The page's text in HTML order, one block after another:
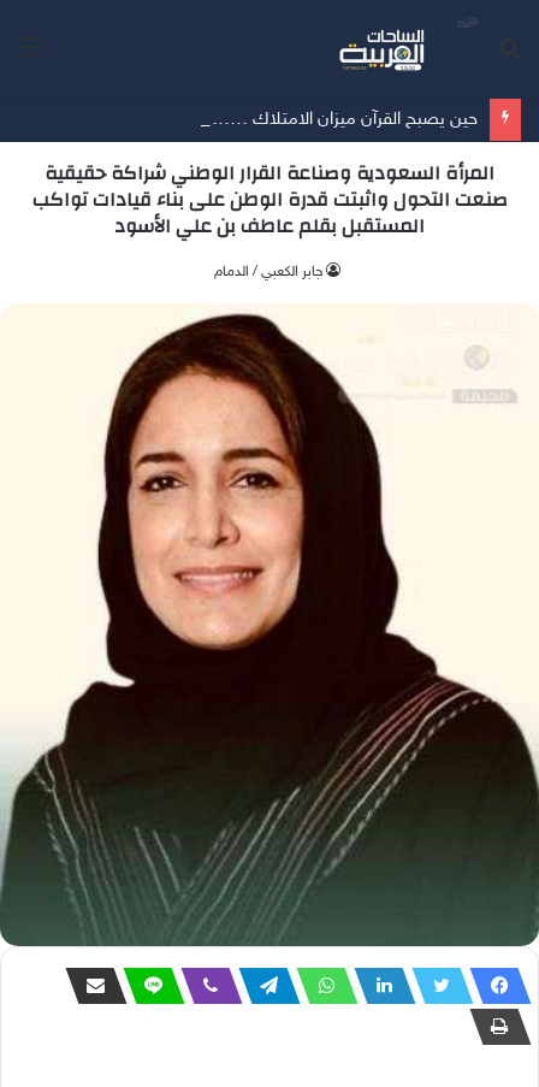
المرأة السعودية وصناعة القرار الوطني شراكة حقيقية
صنعت التحول واثبتت قدرة الوطن على بناء قيادات تواكب
المستقبل بقلم عاطف بن علي الأسود
جابر الكعبي / الدمام